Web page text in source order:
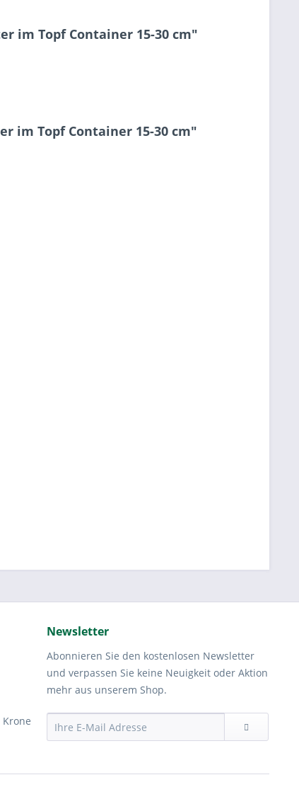
im Topf Container 15-30 cm"
im Topf Container 15-30 cm"
Newsletter
Abonnieren Sie den kostenlosen Newsletter
und verpassen Sie keine Neuigkeit oder Aktion
mehr aus unserem Shop.